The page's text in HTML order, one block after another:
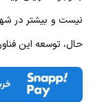
نیست و بیشتر در
حال، توسعه این